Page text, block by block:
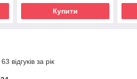
Купити
відгуків за рік